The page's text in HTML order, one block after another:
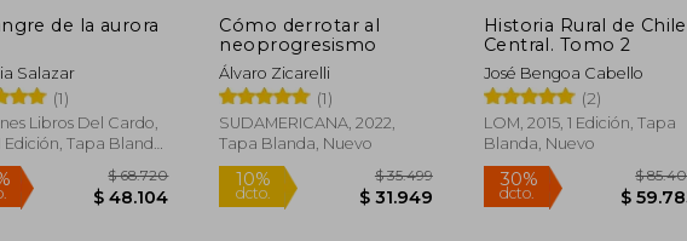
de la aurora
Salazar
(1)
Libros Del Cardo,
Edición, Tapa Blanda,
Cómo derrotar al
neoprogresismo
Álvaro Zicarelli
(1)
SUDAMERICANA, 2022,
Tapa Blanda, Nuevo
Rápido
Historia Rural de Chile
Central. Tomo 2
José Bengoa Cabello
(2)
LOM, 2015, 1 Edición, Tapa
Blanda, Nuevo